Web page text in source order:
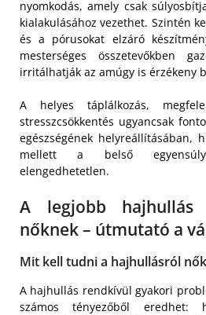
nyomkodás, amely csak
kialakulásához vezethet. Szintén
és a pórusokat elzáró
mesterséges összetevőkben
irritálhatják az amúgy is érzékeny
A helyes táplálkozás,
stresszcsökkentés ugyancsak
egészségének helyreállításában,
mellett a belső
elengedhetetlen.
A legjobb hajhullás
nőknek – útmutató a
Mit kell tudni a hajhullásról
A hajhullás rendkívül gyakori
számos tényezőből eredhet: